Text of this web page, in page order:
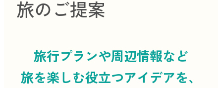
旅のご提案
旅行プランや周辺情報など
旅を楽しむ役立つアイデアを、